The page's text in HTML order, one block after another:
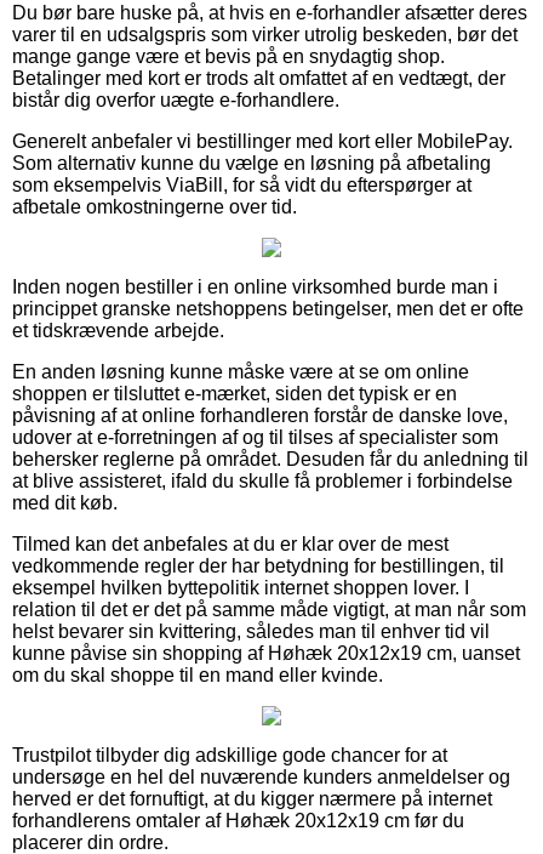
Du bør bare huske på, at hvis en e-forhandler afsætter deres
varer til en udsalgspris som virker utrolig beskeden, bør det
mange gange være et bevis på en snydagtig shop.
Betalinger med kort er trods alt omfattet af en vedtægt, der
bistår dig overfor uægte e-forhandlere.
Generelt anbefaler vi bestillinger med kort eller MobilePay.
Som alternativ kunne du vælge en løsning på afbetaling
som eksempelvis ViaBill, for så vidt du efterspørger at
afbetale omkostningerne over tid.
Inden nogen bestiller i en online virksomhed burde man i
princippet granske netshoppens betingelser, men det er ofte
et tidskrævende arbejde.
En anden løsning kunne måske være at se om online
shoppen er tilsluttet e-mærket, siden det typisk er en
påvisning af at online forhandleren forstår de danske love,
udover at e-forretningen af og til tilses af specialister som
behersker reglerne på området. Desuden får du anledning til
at blive assisteret, ifald du skulle få problemer i forbindelse
med dit køb.
Tilmed kan det anbefales at du er klar over de mest
vedkommende regler der har betydning for bestillingen, til
eksempel hvilken byttepolitik internet shoppen lover. I
relation til det er det på samme måde vigtigt, at man når som
helst bevarer sin kvittering, således man til enhver tid vil
kunne påvise sin shopping af Høhæk 20x12x19 cm, uanset
om du skal shoppe til en mand eller kvinde.
Trustpilot tilbyder dig adskillige gode chancer for at
undersøge en hel del nuværende kunders anmeldelser og
herved er det fornuftigt, at du kigger nærmere på internet
forhandlerens omtaler af Høhæk 20x12x19 cm før du
placerer din ordre.